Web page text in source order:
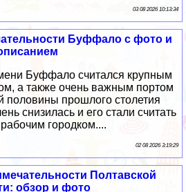
03 08 2026 10:13:34
Буффало с фото и
Буффало считался крупным
а также очень важным портом
половины прошлого столетия
снизилась и его стали считать
городком....
02 08 2026 3:19:29
Полтавской
обзор и фото